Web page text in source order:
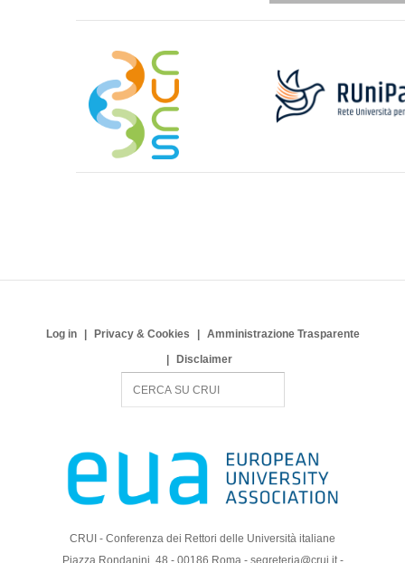
Log in Privacy & Cookies
Amministrazione Trasparente
Disclaimer
c
CRUI - Conferenza dei Rettori delle Università italiane
Piazza Rondanini, 48 - 00186 Roma - segreteria@crui.it -